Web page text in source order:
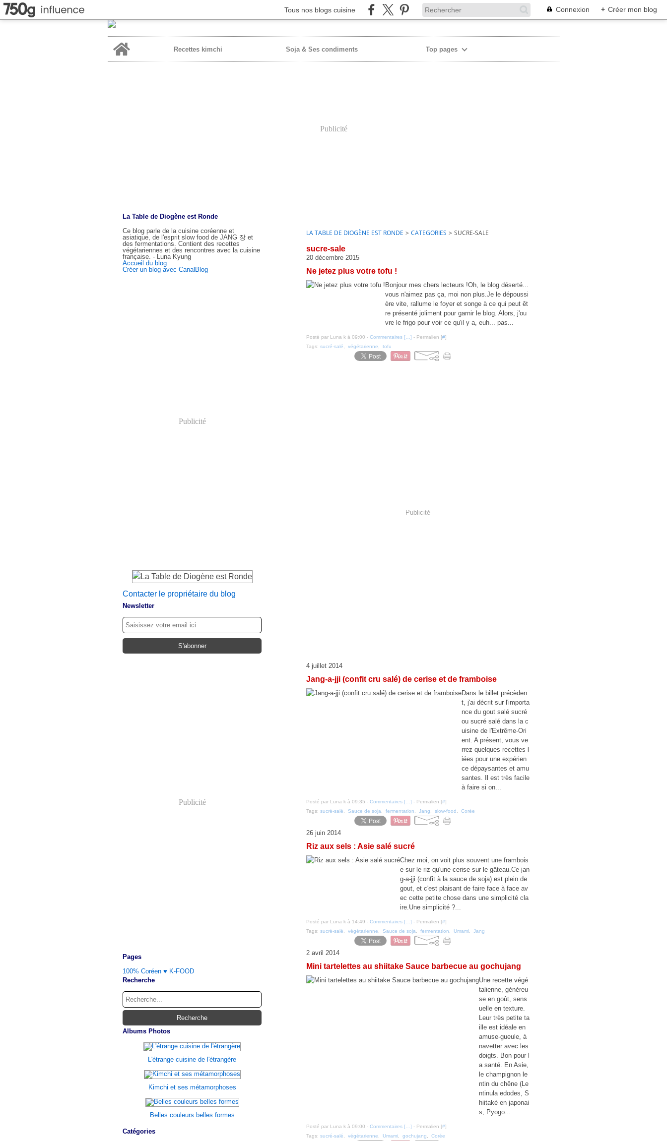
Tous nos blogs cuisine Connexion + Créer mon blog
Recettes kimchi
Soja & Ses condiments Top pages
Publicité
La Table de Diogène est Ronde
Ce blog parle de la cuisine coréenne et
asiatique, de l'esprit slow food de JANG 장 et
des fermentations. Contient des recettes
végétariennes et des rencontres avec la cuisine
française. - Luna Kyung
Accueil du blog
Créer un blog avec CanalBlog
Publicité
Contacter le propriétaire du blog
Newsletter
Publicité
Pages
100% Coréen ♥ K-FOOD
Recherche
Albums Photos
L'étrange cuisine de l'étrangère
Kimchi et ses métamorphoses
Belles couleurs belles formes
Catégories
LA TABLE DE DIOGÈNE EST RONDE > CATEGORIES > SUCRE-SALE
sucre-sale
20 décembre 2015
Ne jetez plus votre tofu !
Bonjour mes chers lecteurs !Oh, le blog déserté...
vous n'aimez pas ça, moi non plus.Je le dépoussi
ère vite, rallume le foyer et songe à ce qui peut êt
re présenté joliment pour garnir le blog. Alors, j'ou
vre le frigo pour voir ce qu'il y a, euh... pas...
Posté par Luna k à 09:00 - Commentaires [ ] - Permalien [#]
Tags: sucré-salé végétarienne tofu
Publicité
4 juillet 2014
Jang-a-jji (confit cru salé) de cerise et de framboise
Dans le billet précèden
t, j'ai décrit sur l'importa
nce du gout salé sucré
ou sucré salé dans la c
uisine de l'Extrême-Ori
ent. A présent, vous ve
rrez quelques recettes l
iées pour une expérien
ce dépaysantes et amu
santes. Il est très facile
à faire si on...
Posté par Luna k à 09:35 - Commentaires [ ] - Permalien [#]
Tags: sucré-salé Sauce de soja fermentation Jang slow-food Corée
26 juin 2014
Riz aux sels : Asie salé sucré
Chez moi, on voit plus souvent une frambois
e sur le riz qu'une cerise sur le gâteau.Ce jan
g-a-jji (confit à la sauce de soja) est plein de
gout, et c'est plaisant de faire face à face av
ec cette petite chose dans une simplicité cla
ire.Une simplicité ?...
Posté par Luna k à 14:49 - Commentaires [ ] - Permalien [#]
Tags: sucré-salé végétarienne Sauce de soja fermentation Umami Jang
2 avril 2014
Mini tartelettes au shiitake Sauce barbecue au gochujang
Une recette végé
talienne, généreu
se en goût, sens
uelle en texture.
Leur très petite ta
ille est idéale en
amuse-gueule, à
navetter avec les
doigts. Bon pour l
a santé. En Asie,
le champignon le
ntin du chêne (Le
ntinula edodes, S
hiitaké en japonai
s, Pyogo...
Posté par Luna k à 09:00 - Commentaires [ ] - Permalien [#]
Tags: sucré-salé végétarienne Umami gochujang Corée